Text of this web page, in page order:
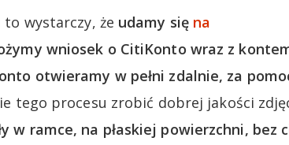
to wystarczy, że udamy się na
wniosek o CitiKonto wraz z
otwieramy w pełni zdalnie, za
tego procesu zrobić dobrej jakości
w ramce, na płaskiej powierzchni, bez